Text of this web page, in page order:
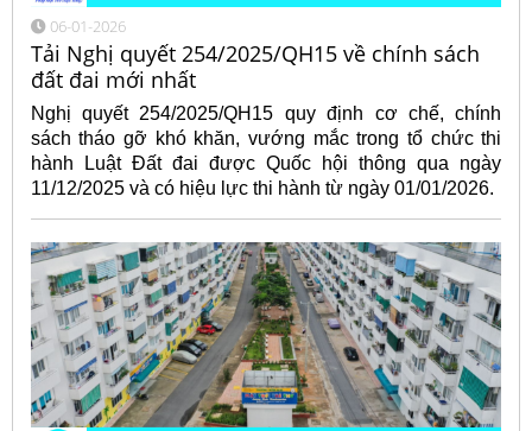
06-01-2026
Tải Nghị quyết 254/2025/QH15 về chính sách
đất đai mới nhất
Nghị quyết 254/2025/QH15 quy định cơ chế, chính
sách tháo gỡ khó khăn, vướng mắc trong tổ chức thi
hành Luật Đất đai được Quốc hội thông qua ngày
11/12/2025 và có hiệu lực thi hành từ ngày 01/01/2026.